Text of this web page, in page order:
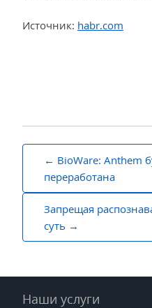
Источник: habr.com
Навигация
записям
BioWare: Anthem
переработана
Запрещая
суть
Наши услуги